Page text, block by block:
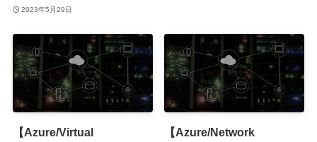
2023年5月29日
【Azure/Virtual
【Azure/Network